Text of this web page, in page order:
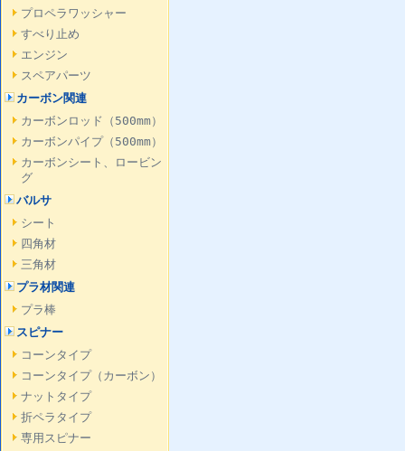
プロペラワッシャー
すべり止め
エンジン
スペアパーツ
カーボン関連
カーボンロッド（500mm）
カーボンパイプ（500mm）
カーボンシート、ロービン
グ
バルサ
シート
四角材
三角材
プラ材関連
プラ棒
スピナー
コーンタイプ
コーンタイプ（カーボン）
ナットタイプ
折ペラタイプ
専用スピナー